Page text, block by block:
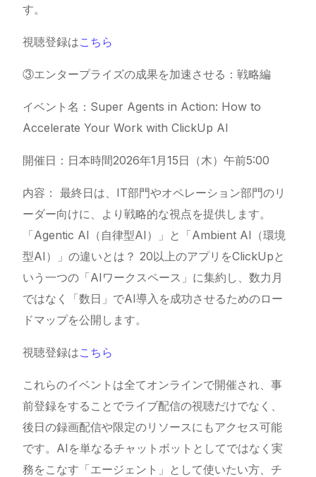
す。
視聴登録はこちら
③エンタープライズの成果を加速させる：戦略編
イベント名：Super Agents in Action: How to
Accelerate Your Work withClickUp AI
開催日：日本時間2026年1月15日（木）午前5:00
内容： 最終日は、IT部門やオペレーション部門のリ
ーダー向けに、より戦略的な視点を提供します。
「Agentic AI（自律型AI）」と「Ambient AI（環境
型AI）」の違いとは？ 20以上のアプリをClickUpと
いう一つの「AIワークスペース」に集約し、数力月
ではなく「数日」でAI導入を成功させるためのロー
ドマップを公開します。
視聴登録はこちら
これらのイベントは全てオンラインで開催され、事
前登録をすることでライブ配信の視聴だけでなく、
後日の録画配信や限定のリソースにもアクセス可能
です。AIを単なるチャットボットとしてではなく実
務をこなす「エージェント」として使いたい方、チ